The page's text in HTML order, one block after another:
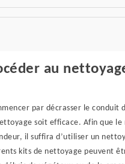
au
par décrasser le conduit
soit efficace. Afin que le
il suffira d’utiliser un
kits de nettoyage peuvent